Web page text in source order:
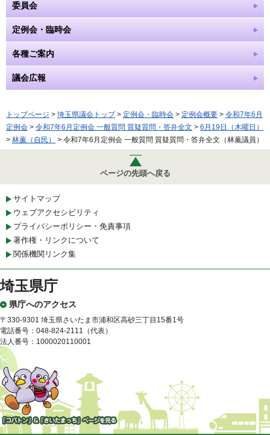
委員会
定例会・臨時会
各種ご案内
議会広報
トップページ > 埼玉県議会トップ> 定例会・臨時会 > 定例会概要 > 令和7年6月
定例会 > 令和7年6月定例会 一般質問 質疑質問・答弁全文 > 6月19日（木曜日）
> 林薫（自民） > 令和7年6月定例会 一般質問 質疑質問・答弁全文（林薫議員）
ページの先頭へ戻る
サイトマップ
ウェブアクセシビリティ
プライバシーポリシー・免責事項
著作権・リンクについて
関係機関リンク集
埼玉県庁
県庁へのアクセス
〒330-9301 埼玉県さいたま市浦和区高砂三丁目15番1号
電話番号：048-824-2111（代表）
法人番号：1000020110001
「コバトン」&「さいたまっ